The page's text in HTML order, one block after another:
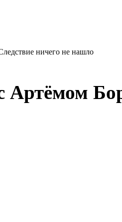
ничего не нашло
Артёмом